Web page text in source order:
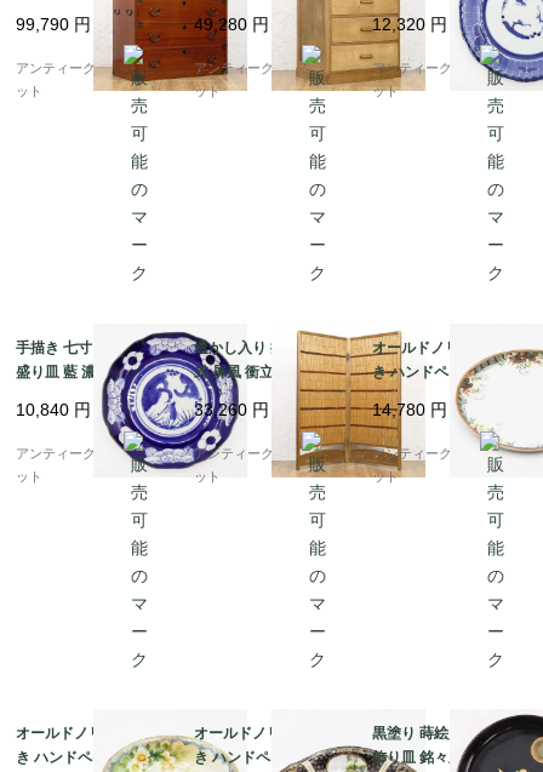
初期 アンティーク 和家
具 和骨董 明るめの色合
99,790 円
アンティークブルーパロ
ット
明るめ ナチュラル 日本
製 昭和レトロ
49,280 円
アンティークブルーパロ
ット
皿 取り皿 呉須 藍 和骨
董 和食 ワンプレート
アンティーク(松竹梅・
菊花弁)
12,320 円
アンティークブルーパロ
ット
手描き 七寸 染付 中皿
盛り皿 藍 濃紺 和骨董
和食 ワンプレート アン
ティーク(松竹梅・牡
丹)
10,840 円
アンティークブルーパロ
ット
透かし入り 折りたたみ
式 屏風 衝立 パーテー
ション 間仕切り 簾屏風
四連 2枚折り アンティ
ーク ヴィンテージ 骨董
インテリア
33,260 円
アンティークブルーパロ
ット
オールドノリタケ 手描
き ハンドペイント トレ
ー 皿 盛上げ絵付け NO
RITAKE 日本製 アンテ
ィーク（クローバー・
花）
14,780 円
アンティークブルーパロ
ット
オールドノリタケ 手描
き ハンドペイント デザ
オールドノリタケ 手描
き ハンドペイント オー
黒塗り 蒔絵入り 菓子皿
飾り皿 銘々皿 アンティ